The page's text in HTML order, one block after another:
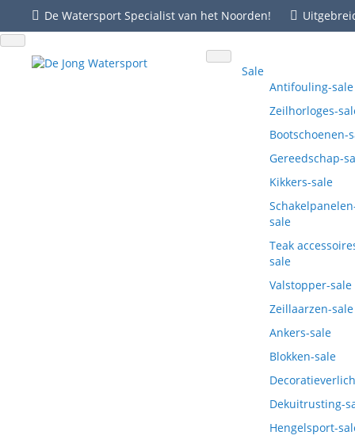
De Watersport Specialist van het Noorden!
Sale
Antifouling-sale
Zeilhorloges-
Bootschoenen-
Gereedschap-
Kikkers-sale
sale
Teak
sale
Valstopper-sale
Zeillaarzen-sale
Ankers-sale
Blokken-sale
Dekuitrusting-
Hengelsport-